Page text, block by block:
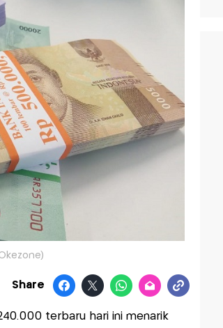
Share
terbaru hari ini menarik